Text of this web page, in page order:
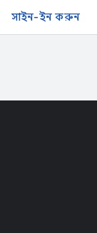
সাইন-ইন করুন